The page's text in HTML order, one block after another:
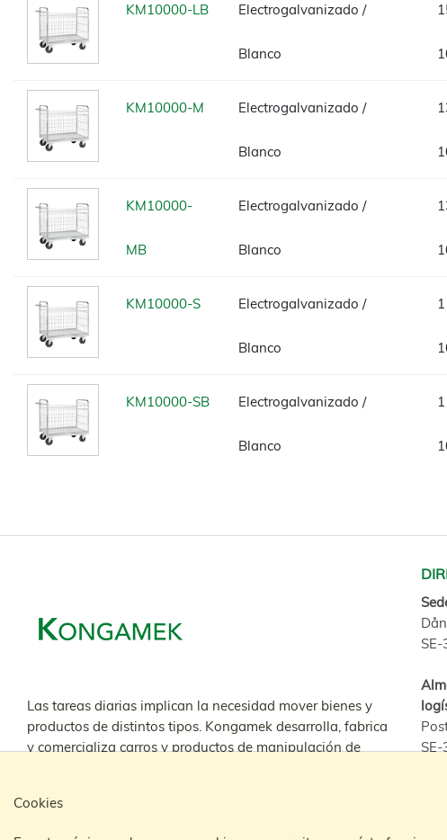
Cookies
KM10000-LB Electrogalvanizado /
Blanco
KM10000-M Electrogalvanizado /
Blanco
KM10000-
MB
Electrogalvanizado /
Blanco
KM10000-S Electrogalvanizado /
Blanco
KM10000-SB Electrogalvanizado /
Blanco
Las tareas diarias implican la necesidad mover bienes y
productos de distintos tipos. Kongamek desarrolla, fabrica
y comercializa carros y productos de manipulación de